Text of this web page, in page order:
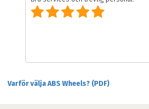
Varför välja ABS Wheels? (PDF)